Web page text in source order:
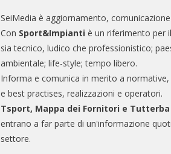
SeiMedia è aggiornamento,
Con Sport&Impianti è un riferimento per
sia tecnico, ludico che professionistico;
ambientale; life-style; tempo libero.
Informa e comunica in merito a
e best practises, realizzazioni e operatori.
Tsport, Mappa dei Fornitori e Tutterba
entrano a far parte di un'informazione
settore.